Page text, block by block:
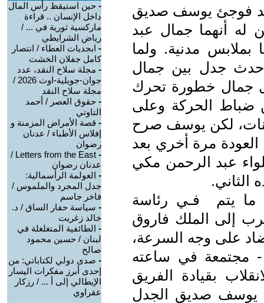
‏فقد‏ ‏فوجئ ‏يوسف‏ صديق
له أنهما جمال عبد
بملابس مدنية. ولما
جدل بين جمال
جمال خطورة تحرك
ضباط الحركة وعلى
لكن يوسف صرح
العودة مرة أخري بعد
عبد الرحمن مكي
الثاني.
ما يتم ‏ ‏فـي‏ ‏رئاسة‏
إلى الملك فاروق
مضاد على وجه السرعة،
- مجتمعة في ساعته
بقيادة الفريق
يوسف صديق الجدل
- حين استيقظ رأس المال
داخل الإنسان .. قراءة
ماركسية ثورية في ... /
رياض الشرايطي
- ابجديات العطاء / انتصار
كامل جفلان الخشت
- مجلة سلاح النقد، عدد
جوان-جويلية-اوت 2026 /
مجلة سلاح النقد
- حقوق العصر / أحمد
التاوتي
- قصة الأمراض المزمنة و
إفلاس الأطباء / عدنان
رضوان
-
Letters from the East /
عدنان رضوان
- العولمة الرأسمالية:
جدل المجرد والملموس /
فاخر جاسم
- سياسة حفار الساق / د.
خالد زغريت
- الطائفية المتغلغلة في
لبنان / حسين محمود
صالح
- صدى دولي لكتاباتي: من
إحدى أبرز مفكرات اليسار
الإيطالي إلى أ ... / رزكار
عقراوي